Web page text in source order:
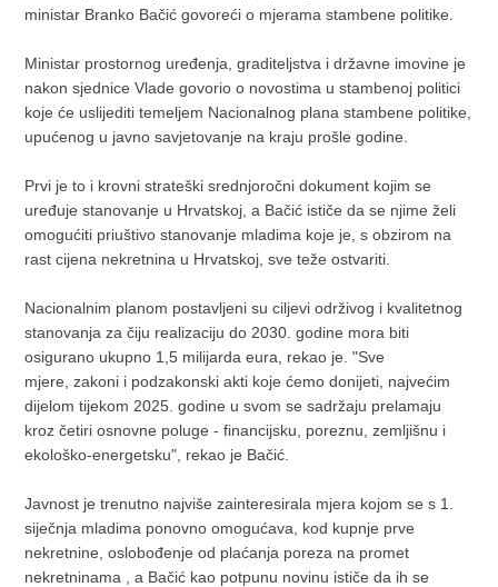
ministar Branko Bačić govoreći o mjerama stambene politike.
Ministar prostornog uređenja, graditeljstva i državne imovine je
nakon sjednice Vlade govorio o novostima u stambenoj politici
koje će uslijediti temeljem Nacionalnog plana stambene politike,
upućenog u javno savjetovanje na kraju prošle godine.
Prvi je to i krovni strateški srednjoročni dokument kojim se
uređuje stanovanje u Hrvatskoj, a Bačić ističe da se njime želi
omogućiti priuštivo stanovanje mladima koje je, s obzirom na
rast cijena nekretnina u Hrvatskoj, sve teže ostvariti.
Nacionalnim planom postavljeni su ciljevi održivog i kvalitetnog
stanovanja za čiju realizaciju do 2030. godine mora biti
osigurano ukupno 1,5 milijarda eura, rekao je. "Sve
mjere, zakoni i podzakonski akti koje ćemo donijeti, najvećim
dijelom tijekom 2025. godine u svom se sadržaju prelamaju
kroz četiri osnovne poluge - financijsku, poreznu, zemljišnu i
ekološko-energetsku", rekao je Bačić.
Javnost je trenutno najviše zainteresirala mjera kojom se s 1.
siječnja mladima ponovno omogućava, kod kupnje prve
nekretnine, oslobođenje od plaćanja poreza na promet
nekretninama , a Bačić kao potpunu novinu ističe da ih se